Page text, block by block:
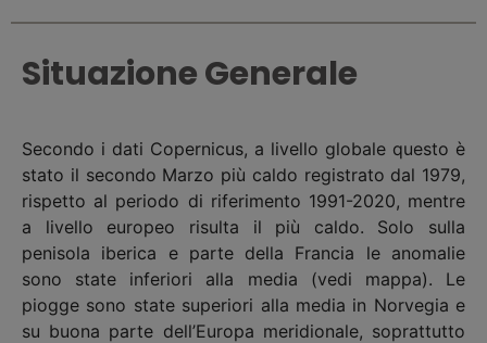
Situazione Generale
Secondo i dati Copernicus, a livello globale questo è
stato il secondo Marzo più caldo registrato dal 1979,
rispetto al periodo di riferimento 1991-2020, mentre
a livello europeo risulta il più caldo. Solo sulla
penisola iberica e parte della Francia le anomalie
sono state inferiori alla media (vedi mappa). Le
piogge sono state superiori alla media in Norvegia e
su buona parte dell’Europa meridionale, soprattutto